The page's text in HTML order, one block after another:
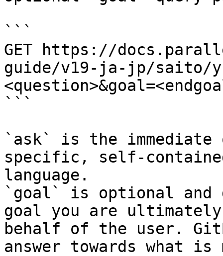
```
GET https://
guide/v19-ja-jp/saito/
```
`ask` is the
specific, self-
language.
`goal` is optional and
goal you are
behalf of the user.
answer towards what